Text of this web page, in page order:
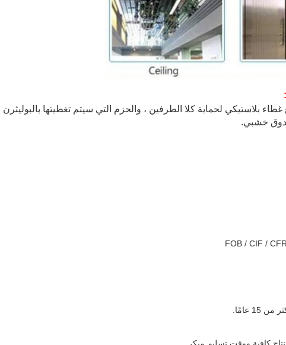
غطاء بلاستيكي لحماية كلا الطرفين ، والحزم التي سيتم تغطيتها بالبوليثرن
خشبي.